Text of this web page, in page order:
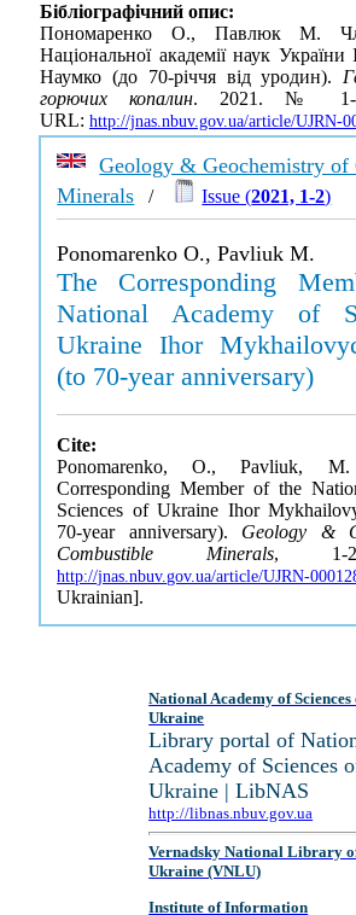
Бібліографічний опис:
Пономаренко О., Павлюк М.
Національної академії наук
Наумко (до 70-річчя від уродин).
горючих копалин. 2021. № 1-
URL: http://jnas.nbuv.gov.ua/article/UJRN-
Geology & Geochemistry of
Minerals / Issue (2021, 1-2)
Ponomarenko O., Pavliuk M.
The Corresponding
National Academy of
Ukraine Ihor
(to 70-year anniversary)
Cite:
Ponomarenko, O., Pavliuk,
Corresponding Member of the
Sciences of Ukraine Ihor
70-year anniversary). Geology &
Combustible Minerals, 1-2,
http://jnas.nbuv.gov.ua/article/UJRN-
Ukrainian].
National Academy of Sciences
Ukraine
Library portal of
Academy of Sciences
Ukraine | LibNAS
http://libnas.nbuv.gov.ua
Vernadsky National Library
Ukraine (VNLU)
Institute of Information